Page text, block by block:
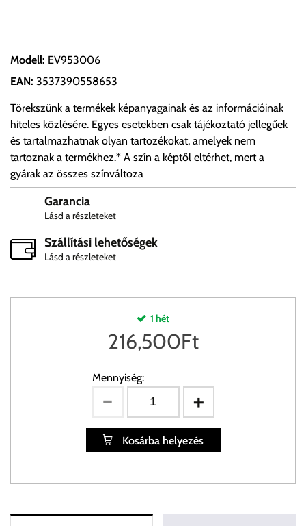
Modell: EV953006
EAN: 3537390558653
Törekszünk a termékek képanyagainak és az információinak
hiteles közlésére. Egyes esetekben csak tájékoztató jellegűek
és tartalmazhatnak olyan tartozékokat, amelyek nem
tartoznak a termékhez.* A szín a képtől eltérhet, mert a
gyárak az összes színváltoza
Garancia
Lásd a részleteket
Szállítási lehetőségek
Lásd a részleteket
1 hét
216,500Ft
Mennyiség:
Kosárba helyezés